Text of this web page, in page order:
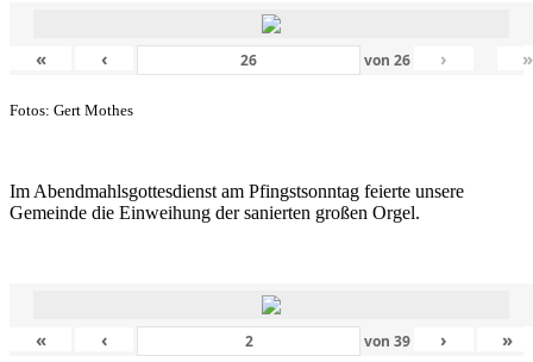
« ‹ von26 › »
Fotos: Gert Mothes
Im Abendmahlsgottesdienst am Pfingstsonntag feierte unsere
Gemeinde die Einweihung der sanierten großen Orgel.
« ‹ von39 › »